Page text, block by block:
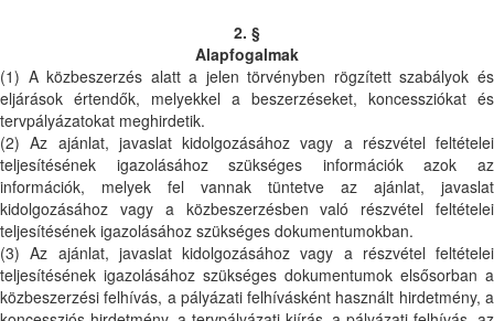
2. §
Alapfogalmak
(1) A közbeszerzés alatt a jelen törvényben rögzített szabályok és
eljárások értendők, melyekkel a beszerzéseket, koncessziókat és
tervpályázatokat meghirdetik.
(2) Az ajánlat, javaslat kidolgozásához vagy a részvétel feltételei
teljesítésének igazolásához szükséges információk azok az
információk, melyek fel vannak tüntetve az ajánlat, javaslat
kidolgozásához vagy a közbeszerzésben való részvétel feltételei
teljesítésének igazolásához szükséges dokumentumokban.
(3) Az ajánlat, javaslat kidolgozásához vagy a részvétel feltételei
teljesítésének igazolásához szükséges dokumentumok elsősorban a
közbeszerzési felhívás, a pályázati felhívásként használt hirdetmény, a